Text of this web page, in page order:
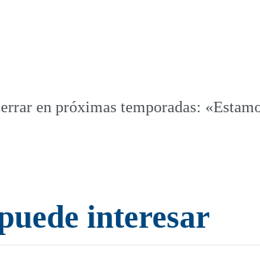
en próximas temporadas:
interesar